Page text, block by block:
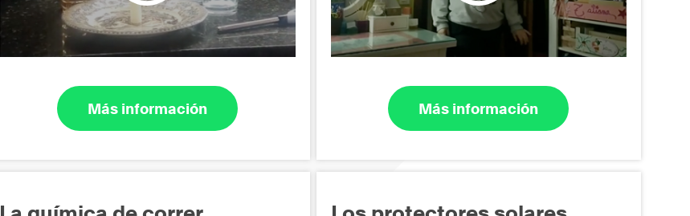
Más información Más información